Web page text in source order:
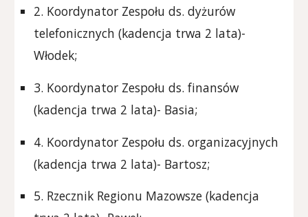
2. Koordynator Zespołu ds. dyżurów
telefonicznych (kadencja trwa 2 lata)-
Włodek;
3. Koordynator Zespołu ds. finansów
(kadencja trwa 2 lata)- Basia;
4. Koordynator Zespołu ds. organizacyjnych
(kadencja trwa 2 lata)- Bartosz;
5. Rzecznik Regionu Mazowsze (kadencja